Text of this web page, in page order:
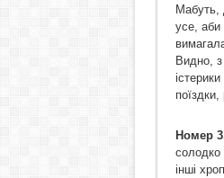
Мабуть,
усе, аби
Видно,
Номер
солодко
інші